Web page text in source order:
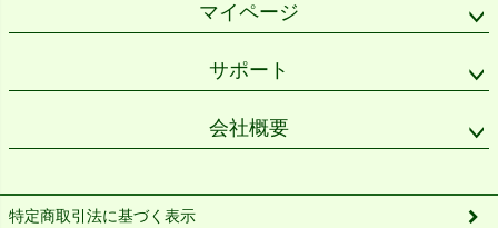
マイページ
サポート
会社概要
特定商取引法に基づく表示